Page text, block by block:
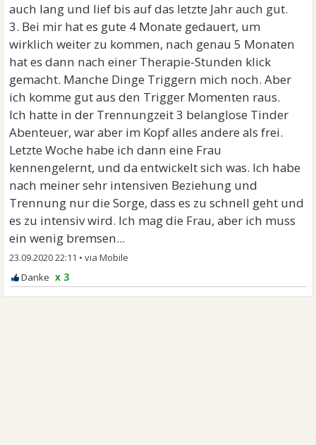
auch lang und lief bis auf das letzte Jahr auch gut.
3. Bei mir hat es gute 4 Monate gedauert, um
wirklich weiter zu kommen, nach genau 5 Monaten
hat es dann nach einer Therapie-Stunden klick
gemacht. Manche Dinge Triggern mich noch. Aber
ich komme gut aus den Trigger Momenten raus.
Ich hatte in der Trennungzeit 3 belanglose Tinder
Abenteuer, war aber im Kopf alles andere als frei.
Letzte Woche habe ich dann eine Frau
kennengelernt, und da entwickelt sich was. Ich habe
nach meiner sehr intensiven Beziehung und
Trennung nur die Sorge, dass es zu schnell geht und
es zu intensiv wird. Ich mag die Frau, aber ich muss
ein wenig bremsen...
23.09.2020 22:11 •
x 3